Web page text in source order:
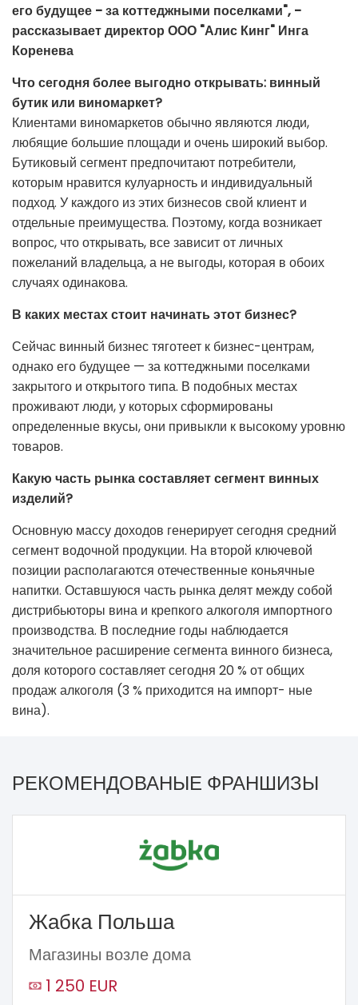
его будущее - за коттеджными поселками", -
рассказывает директор ООО "Алис Кинг" Инга
Коренева
Что сегодня более выгодно открывать: винный
бутик или виномаркет?
Клиентами виномаркетов обычно являются люди,
любящие большие площади и очень широкий выбор.
Бутиковый сегмент предпочитают потребители,
которым нравится кулуарность и индивидуальный
подход. У каждого из этих бизнесов свой клиент и
отдельные преимущества. Поэтому, когда возникает
вопрос, что открывать, все зависит от личных
пожеланий владельца, а не выгоды, которая в обоих
случаях одинакова.
В каких местах стоит начинать этот бизнес?
Сейчас винный бизнес тяготеет к бизнес-центрам,
однако его будущее — за коттеджными поселками
закрытого и открытого типа. В подобных местах
проживают люди, у которых сформированы
определенные вкусы, они привыкли к высокому уровню
товаров.
Какую часть рынка составляет сегмент винных
изделий?
Основную массу доходов генерирует сегодня средний
сегмент водочной продукции. На второй ключевой
позиции располагаются отечественные коньячные
напитки. Оставшуюся часть рынка делят между собой
дистрибьюторы вина и крепкого алкоголя импортного
производства. В последние годы наблюдается
значительное расширение сегмента винного бизнеса,
доля которого составляет сегодня 20 % от общих
продаж алкоголя (3 % приходится на импорт- ные
вина).
РЕКОМЕНДОВАНЫЕ ФРАНШИЗЫ
Жабка Польша
Магазины возле дома
1 250 EUR